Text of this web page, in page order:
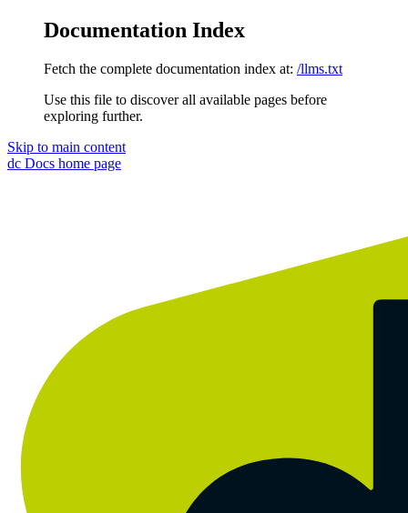
Documentation Index
Fetch the complete documentation index at: /llms.txt
Use this file to discover all available pages before
exploring further.
Skip to main content
dc Docs home page